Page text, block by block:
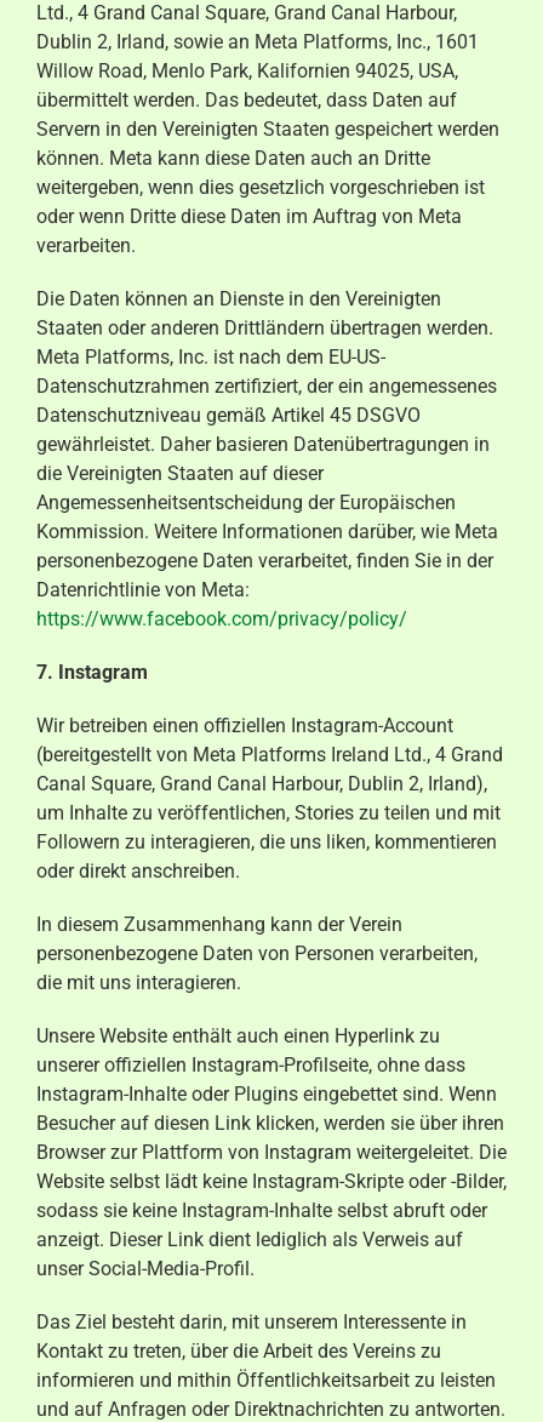
Ltd., 4 Grand Canal Square, Grand Canal Harbour,
Dublin 2, Irland, sowie an Meta Platforms, Inc., 1601
Willow Road, Menlo Park, Kalifornien 94025, USA,
übermittelt werden. Das bedeutet, dass Daten auf
Servern in den Vereinigten Staaten gespeichert werden
können. Meta kann diese Daten auch an Dritte
weitergeben, wenn dies gesetzlich vorgeschrieben ist
oder wenn Dritte diese Daten im Auftrag von Meta
verarbeiten.
Die Daten können an Dienste in den Vereinigten
Staaten oder anderen Drittländern übertragen werden.
Meta Platforms, Inc. ist nach dem EU-US-
Datenschutzrahmen zertifiziert, der ein angemessenes
Datenschutzniveau gemäß Artikel 45 DSGVO
gewährleistet. Daher basieren Datenübertragungen in
die Vereinigten Staaten auf dieser
Angemessenheitsentscheidung der Europäischen
Kommission. Weitere Informationen darüber, wie Meta
personenbezogene Daten verarbeitet, finden Sie in der
Datenrichtlinie von Meta:
https://www.facebook.com/privacy/policy/
7. Instagram
Wir betreiben einen offiziellen Instagram-Account
(bereitgestellt von Meta Platforms Ireland Ltd., 4 Grand
Canal Square, Grand Canal Harbour, Dublin 2, Irland),
um Inhalte zu veröffentlichen, Stories zu teilen und mit
Followern zu interagieren, die uns liken, kommentieren
oder direkt anschreiben.
In diesem Zusammenhang kann der Verein
personenbezogene Daten von Personen verarbeiten,
die mit uns interagieren.
Unsere Website enthält auch einen Hyperlink zu
unserer offiziellen Instagram-Profilseite, ohne dass
Instagram-Inhalte oder Plugins eingebettet sind. Wenn
Besucher auf diesen Link klicken, werden sie über ihren
Browser zur Plattform von Instagram weitergeleitet. Die
Website selbst lädt keine Instagram-Skripte oder -Bilder,
sodass sie keine Instagram-Inhalte selbst abruft oder
anzeigt. Dieser Link dient lediglich als Verweis auf
unser Social-Media-Profil.
Das Ziel besteht darin, mit unserem Interessente in
Kontakt zu treten, über die Arbeit des Vereins zu
informieren und mithin Öffentlichkeitsarbeit zu leisten
und auf Anfragen oder Direktnachrichten zu antworten.